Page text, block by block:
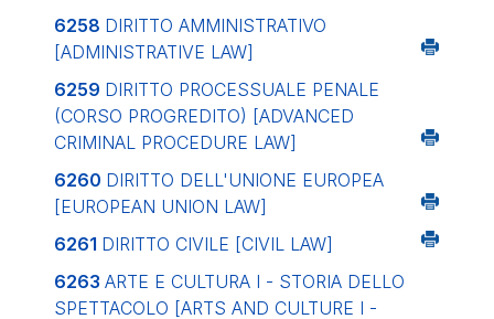
6258 DIRITTO AMMINISTRATIVO
[ADMINISTRATIVE LAW]
6259 DIRITTO PROCESSUALE PENALE
(CORSO PROGREDITO) [ADVANCED
CRIMINAL PROCEDURE LAW]
6260 DIRITTO DELL'UNIONE EUROPEA
[EUROPEAN UNION LAW]
6261 DIRITTO CIVILE [CIVIL LAW]
6263 ARTE E CULTURA I - STORIA DELLO
SPETTACOLO [ARTS AND CULTURE I -